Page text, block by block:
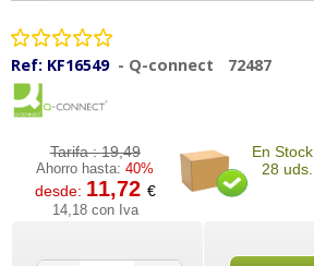
Ref: KF16549 - Q-connect 72487
Tarifa :19,49
Ahorro hasta:40%
desde: 11,72 €
14,18 con Iva
En Stock
28 uds.